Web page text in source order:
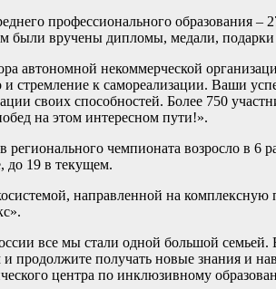
профессионального образования
были вручены дипломы, медали, подарки
автономной некоммерческой
к самореализации. Ваши
своих способностей. Более 750
на этом интересном пути!».
чемпионата возросло в 6
до 19 в текущем.
направленной на
все мы стали одной большой семьей.
продолжите получать новые знания и
центра по инклюзивному